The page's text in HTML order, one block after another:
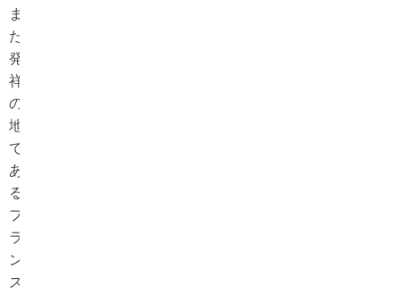
ま
た、
発
祥
の
地
で
あ
る
フ
ラ
ン
ス